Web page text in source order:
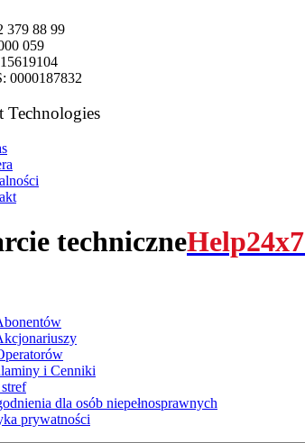
379 88 99
059
0000187832
Technologies
techniczneHelp24x7
i Cenniki
dla osób niepełnosprawnych
prywatności